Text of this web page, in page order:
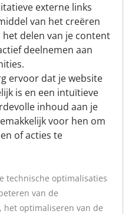
externe links
van het creëren
delen van je content
deelnemen aan
ervoor dat je website
is en een intuïtieve
inhoud aan je
voor hen om
of acties te
technische optimalisaties
van de
het optimaliseren van de